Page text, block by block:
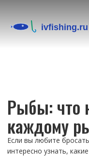
Рыбы: что
каждому
Если вы любите
интересно узнать,